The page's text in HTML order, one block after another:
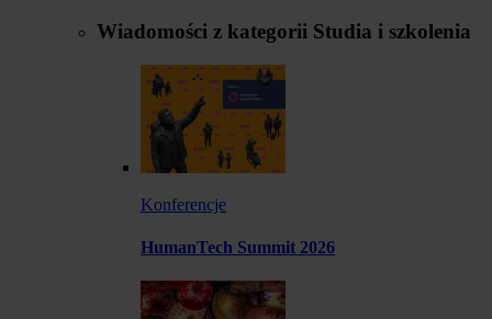
Wiadomości z kategorii Studia i szkolenia
Konferencje
HumanTech Summit 2026